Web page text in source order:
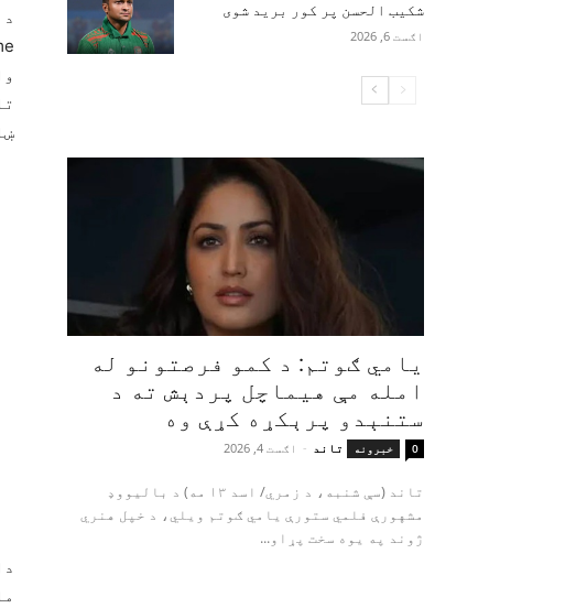
شکیب الحسن پر کور برید شوی
اګست 6, 2026
یامي ګوتم: د کمو فرصتونو له
امله مې هیماچل پردېش ته د
ستنېدو پرېکړه کړې وه
خبرونه تاند - اګست 4, 2026 0
تاند (سې شنبه، د زمري/ اسد ۱۳ مه) د بالیووډ
مشهورې فلمي ستورې یامي ګوتم ویلي، د خپل هنري
ژوند په یوه سخت پړاو...